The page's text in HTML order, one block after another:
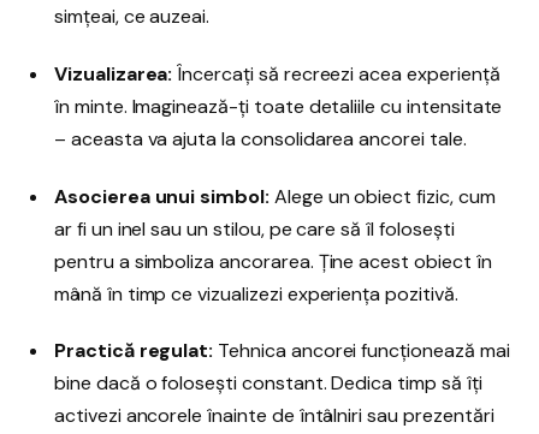
simțeai, ce auzeai.
Vizualizarea: Încercați să recreezi acea experiență
în minte. Imaginează-ți toate detaliile cu intensitate
– aceasta va ajuta la consolidarea ancorei tale.
Asocierea unui simbol: Alege un obiect fizic, cum
ar fi un inel sau un stilou, pe care să îl folosești
pentru a simboliza ancorarea. Ține acest obiect în
mână în timp ce vizualizezi experiența pozitivă.
Practică regulat: Tehnica ancorei funcționează mai
bine dacă o folosești constant. Dedica timp să îți
activezi ancorele înainte de întâlniri sau prezentări